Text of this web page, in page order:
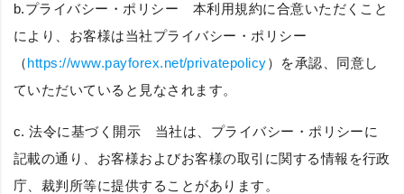
b.プライバシー・ポリシー 本利用規約に合意いただくこと
により、お客様は当社プライバシー・ポリシー
（https://www.payforex.net/privatepolicy）を承認、同意し
ていただいていると見なされます。
c.法令に基づく開示 当社は、プライバシー・ポリシーに
記載の通り、お客様およびお客様の取引に関する情報を行政
庁、裁判所等に提供することがあります。